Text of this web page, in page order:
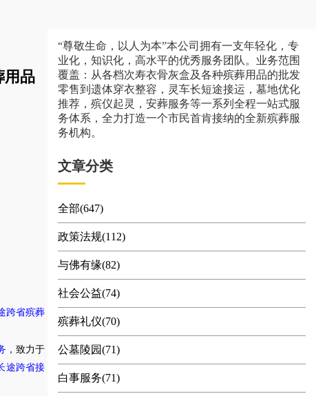
用品
跨省殡葬
，致力于
途跨省接
“尊敬生命，以人为本”本公司拥有一支年轻化，专
业化，知识化，高水平的优秀服务团队。业务范围
覆盖：从各档次寿衣骨灰盒及各种殡葬用品的批发
零售到遗体穿衣整容，灵车长短途接运，墓地优化
推荐，殡仪起灵，安葬服务等一系列全程一站式服
务体系，全力打造一个市民首肯接纳的全新殡葬服
务机构。
文章分类
全部(647)
政策法规(112)
与佛有缘(82)
社会公益(74)
殡葬礼仪(70)
公墓陵园(71)
白事服务(71)